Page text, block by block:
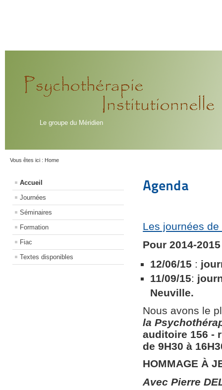
Le groupe du Méridien
Vous êtes ici : Home
Accueil
Journées
Séminaires
Formation
Fiac
Textes disponibles
Agenda
Les journées
Pour 2014-
12/06/15 :
11/09/15:
Neuville.
Nous avons le
la
auditoire 156​ ​-
de 9H30 à
HOMMAGE À
Avec Pierre